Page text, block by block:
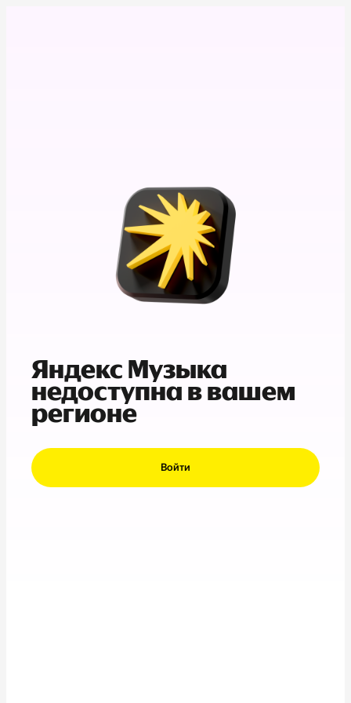
Яндекс Музыка
недоступна в вашем
регионе
Войти